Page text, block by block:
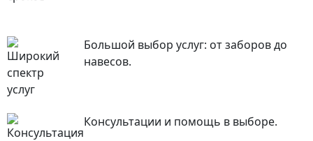
Большой выбор услуг: от заборов до
навесов.
Консультации и помощь в выборе.